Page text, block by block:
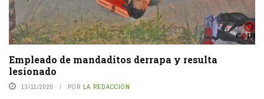
Empleado de mandaditos derrapa y resulta
lesionado
13/11/2020 POR LA REDACCIÓN